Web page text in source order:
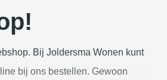
Bij Joldersma Wonen kunt
bij ons bestellen. Gewoon